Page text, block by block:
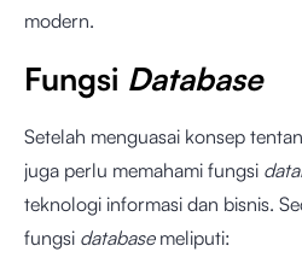
modern.
Fungsi Database
Setelah menguasai konsep
juga perlu memahami fungsi
teknologi informasi dan bisnis.
fungsi database meliputi: